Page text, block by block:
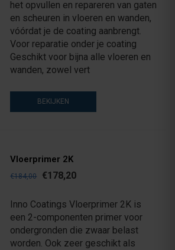
het opvullen en repareren van gaten
en scheuren in vloeren en wanden,
vóórdat je de coating aanbrengt.
Voor reparatie onder je coating
Geschikt voor bijna alle vloeren en
wanden, zowel vert
BEKIJKEN
Vloerprimer 2K
€184,00 €178,20
Inno Coatings Vloerprimer 2K is
een 2-componenten primer voor
ondergronden die zwaar belast
worden. Ook zeer geschikt als